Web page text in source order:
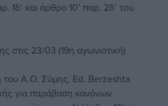
1δ’ και άρθρο 10’ παρ. 2δ’ του
στις 23/03 (19η αγωνιστική)
του Α.Ο. Σύμης, Ed. Berzeshta
για παράβαση κανόνων